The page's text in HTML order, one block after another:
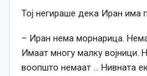
Тој негираше дека Иран има
– Иран нема морнарица.
Имаат многу малку војници.
воопшто немаат … Нивната